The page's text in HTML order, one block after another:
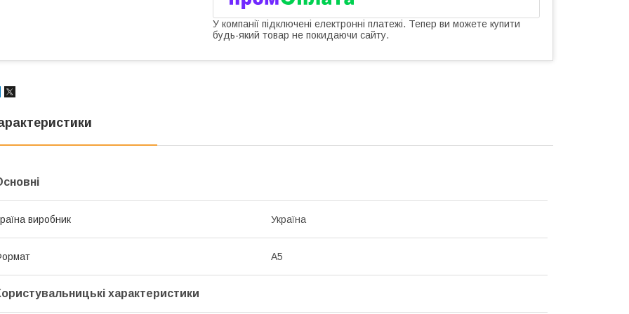
У компанії підключені електронні платежі. Тепер ви можете купити
будь-який товар не покидаючи сайту.
виробник Україна
A5
характеристики